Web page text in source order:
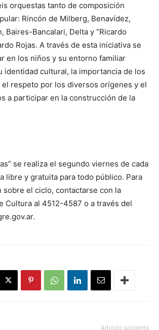
orquestas tanto de composición
Rincón de Milberg, Benavídez,
Baires-Bancalari, Delta y “Ricardo
Rojas. A través de esta iniciativa se
en los niños y su entorno familiar
identidad cultural, la importancia de los
el respeto por los diversos orígenes y el
a participar en la construcción de la
se realiza el segundo viernes de cada
libre y gratuita para todo público. Para
sobre el ciclo, contactarse con la
Cultura al 4512-4587 o a través del
Artículo siguiente